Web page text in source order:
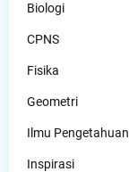
Biologi
CPNS
Fisika
Geometri
Ilmu Pengetahuan
Inspirasi